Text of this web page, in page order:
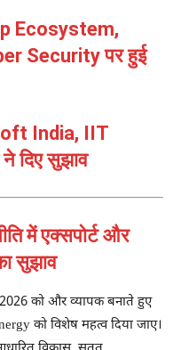
Ecosystem,
Security पर हुई
India, IIT
दिए सुझाव
में एक्सपोर्ट और
सुझाव
को और व्यापक बनाते हुए
को विशेष महत्व दिया जाए।